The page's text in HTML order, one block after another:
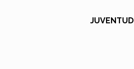
JUVENTUD